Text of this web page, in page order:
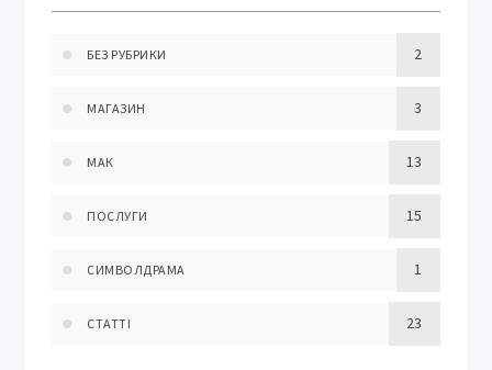
БЕЗ РУБРИКИ 2
МАГАЗИН 3
МАК 13
ПОСЛУГИ 15
СИМВОЛДРАМА 1
СТАТТІ 23